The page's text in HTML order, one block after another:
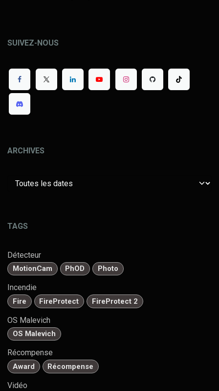
SUIVEZ-NOUS
ARCHIVES
TAGS
Détecteur
MotionCam PhOD Photo
Incendie
Fire FireProtect FireProtect 2
OS Malevich
OS Malevich
Récompense
Award Récompense
Vidéo